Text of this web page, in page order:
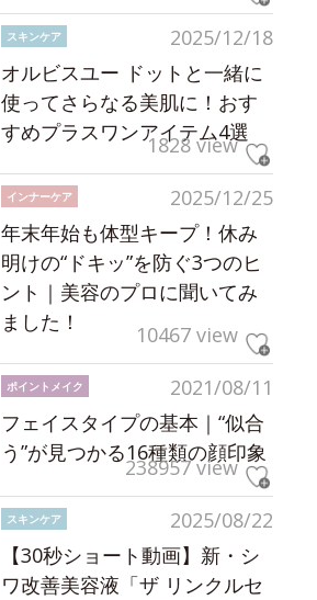
2025/12/18
スキンケア
オルビスユー ドットと一緒に
使ってさらなる美肌に！おす
すめプラスワンアイテム4選
1828 view
2025/12/25
インナーケア
年末年始も体型キープ！休み
明けの“ドキッ”を防ぐ3つのヒ
ント｜美容のプロに聞いてみ
ました！
10467 view
2021/08/11
ポイントメイク
フェイスタイプの基本｜“似合
う”が見つかる16種類の顔印象
238957 view
2025/08/22
スキンケア
【30秒ショート動画】新・シ
ワ改善美容液「ザ リンクルセ